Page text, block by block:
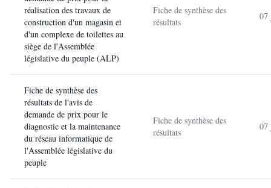
réalisation des travaux de
construction d'un magasin et
d'un complexe de toilettes au
siège de l'Assemblée
législative du peuple (ALP)
Fiche de synthèse des
résultats
07
Fiche de synthèse des
résultats de l'avis de
demande de prix pour le
diagnostic et la maintenance
du réseau informatique de
l'Assemblée législative du
peuple
Fiche de synthèse des
résultats
07